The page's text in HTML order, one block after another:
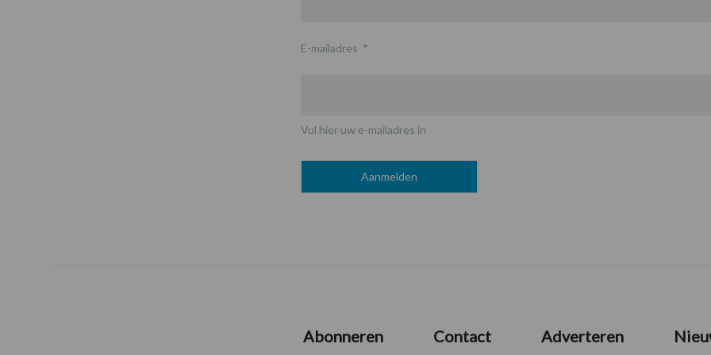
E-mailadres *
Vul hier uw e-mailadres in
Abonneren Contact Adverteren